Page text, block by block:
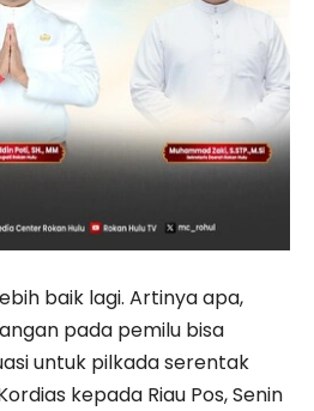
baik lagi. Artinya apa,
pada pemilu bisa
untuk pilkada serentak
kepada Riau Pos, Senin